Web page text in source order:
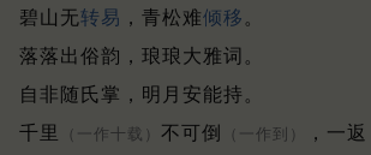
碧山无转易 ，青松难倾移 。
落落出俗韵，琅琅大雅词。
自非随氏掌，明月安能持。
千里
（一作十载） 不可倒 （一作到） ，一返